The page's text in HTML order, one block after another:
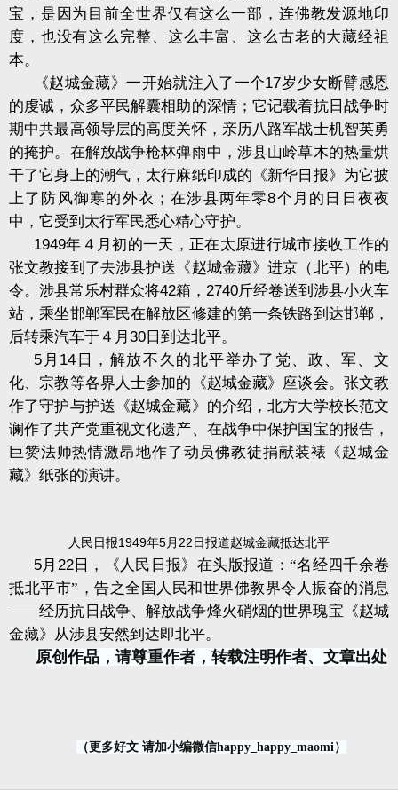
宝，是因为目前全世界仅有这么一部，连佛教发源地印
度，也没有这么完整、这么丰富、这么古老的大藏经祖
本。
《赵城金藏》一开始就注入了一个17岁少女断臂感恩
的虔诚，众多平民解囊相助的深情；它记载着抗日战争时
期中共最高领导层的高度关怀，亲历八路军战士机智英勇
的掩护。在解放战争枪林弹雨中，涉县山岭草木的热量烘
干了它身上的潮气，太行麻纸印成的《新华日报》为它披
上了防风御寒的外衣；在涉县两年零8个月的日日夜夜
中，它受到太行军民悉心精心守护。
1949年４月初的一天，正在太原进行城市接收工作的
张文教接到了去涉县护送《赵城金藏》进京（北平）的电
令。涉县常乐村群众将42箱， 2740斤经卷送到涉县小火车
站，乘坐邯郸军民在解放区修建的第一条铁路到达邯郸，
后转乘汽车于４月 30 日到达北平。
5 月 14 日，解放不久的北平举办了党、政、军、文
化、宗教等各界人士参加的《赵城金藏》座谈会。张文教
作了守护与护送《赵城金藏》的介绍，北方大学校长范文
谰作了共产党重视文化遗产、在战争中保护国宝的报告，
巨赞法师热情激昂地作了动员佛教徒捐献装裱《赵城金
藏》纸张的演讲。
人民日报1949年5月22日报道赵城金藏抵达北平
5月 22日，《人民日报》在头版报道：“名经四千余卷
抵北平市”，告之全国人民和世界佛教界令人振奋的消息
——经历抗日战争、解放战争烽火硝烟的世界瑰宝《赵城
金藏》从涉县安然到达即北平。
原创作品，请尊重作者，转载注明作者、文章出处
（更多好文 请加小编微信happy_happy_maomi）